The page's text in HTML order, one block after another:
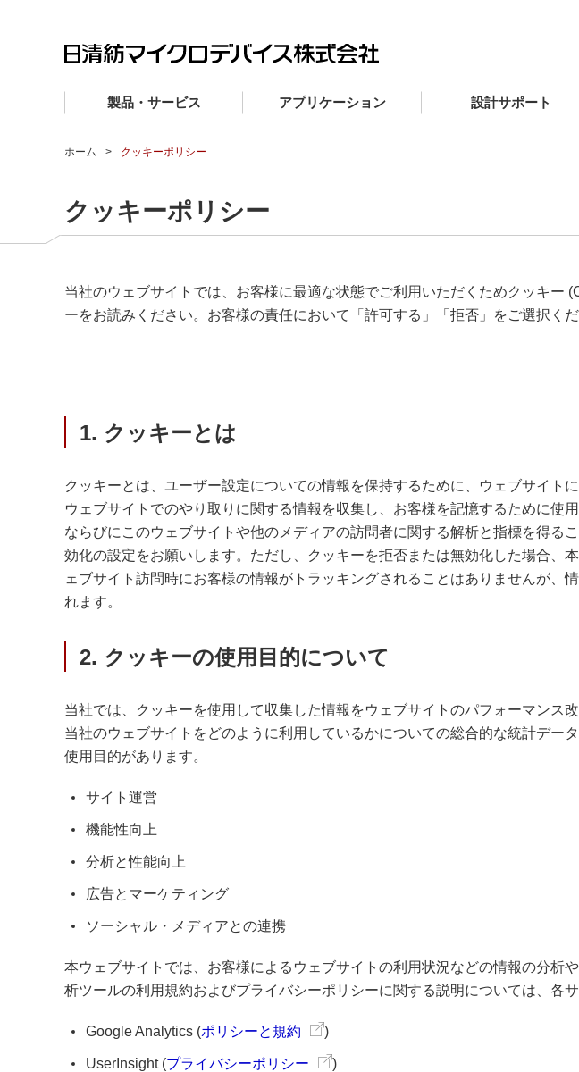
製品・サービス
マイクロ波製品
アプリケーション
車載機器向けIC
民生機器向けIC
設計サポート
マイクロ波製品
電子デバイス製品
マイクロ波製品
企業理念
事業領域
コンプライアンス通報窓口
ホーム クッキーポリシー
クッキーポリシー
当社のウェブサイトでは、お客様に最適な状態でご利用いただくためクッキ
ーをお読みください。お客様の責任において「許可する」「拒否」をご選択くだ
1. クッキーとは
クッキーとは、ユーザー設定についての情報を保持するために、ウェブサイ
ウェブサイトでのやり取りに関する情報を収集し、お客様を記憶するために使
ならびにこのウェブサイトや他のメディアの訪問者に関する解析と指標を得
効化の設定をお願いします。ただし、クッキーを拒否または無効化した場合、
ェブサイト訪問時にお客様の情報がトラッキングされることはありませんが
れます。
2. クッキーの使用目的について
当社では、クッキーを使用して収集した情報をウェブサイトのパフォーマン
当社のウェブサイトをどのように利用しているかについての総合的な統計デ
使用目的があります。
サイト運営
機能性向上
分析と性能向上
広告とマーケティング
ソーシャル・メディアとの連携
本ウェブサイトでは、お客様によるウェブサイトの利用状況などの情報の分析
析ツールの利用規約およびプライバシーポリシーに関する説明については、各
Google Analytics (ポリシーと規約 )
UserInsight (プライバシーポリシー )